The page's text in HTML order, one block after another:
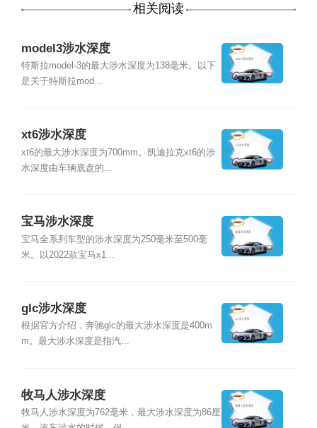
相关阅读
model3涉水深度
特斯拉model-3的最大涉水深度为138毫米。以下
是关于特斯拉mod...
xt6涉水深度
xt6的最大涉水深度为700mm。凯迪拉克xt6的涉
水深度由车辆底盘的...
宝马涉水深度
宝马全系列车型的涉水深度为250毫米至500毫
米。以2022款宝马x1...
glc涉水深度
根据官方介绍，奔驰glc的最大涉水深度是400m
m。最大涉水深度是指汽...
牧马人涉水深度
牧马人涉水深度为762毫米，最大涉水深度为86厘